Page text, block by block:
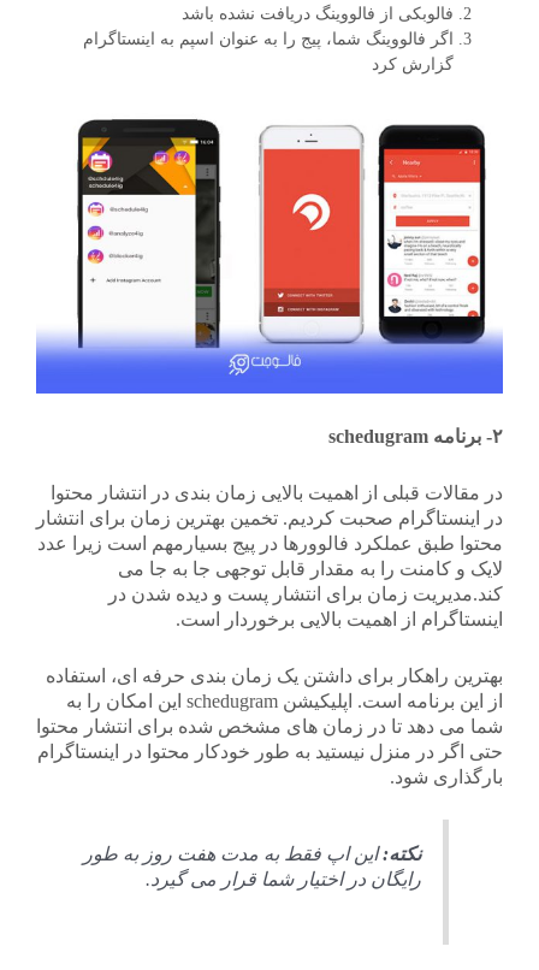
فالوبکی از فالووینگ دریافت نشده باشد
اگر فالووینگ شما، پیج را به عنوان اسپم به اینستاگرام
گزارش کرد
۲- برنامه schedugram
در مقالات قبلی از اهمیت بالایی زمان بندی در انتشار محتوا
در اینستاگرام صحبت کردیم. تخمین بهترین زمان برای انتشار
محتوا طبق عملکرد فالوورها در پیج بسیارمهم است زیرا عدد
لایک و کامنت را به مقدار قابل توجهی جا به جا می
کند.مدیریت زمان برای انتشار پست و دیده شدن در
اینستاگرام از اهمیت بالایی برخوردار است.
بهترین راهکار برای داشتن یک زمان بندی حرفه ای، استفاده
از این برنامه است. اپلیکیشن schedugram این امکان را به
شما می دهد تا در زمان های مشخص شده برای انتشار محتوا
حتی اگر در منزل نیستید به طور خودکار محتوا در اینستاگرام
بارگذاری شود.
نکته:این اپ فقط به مدت هفت روز به طور
رایگان در اختیار شما قرار می گیرد.